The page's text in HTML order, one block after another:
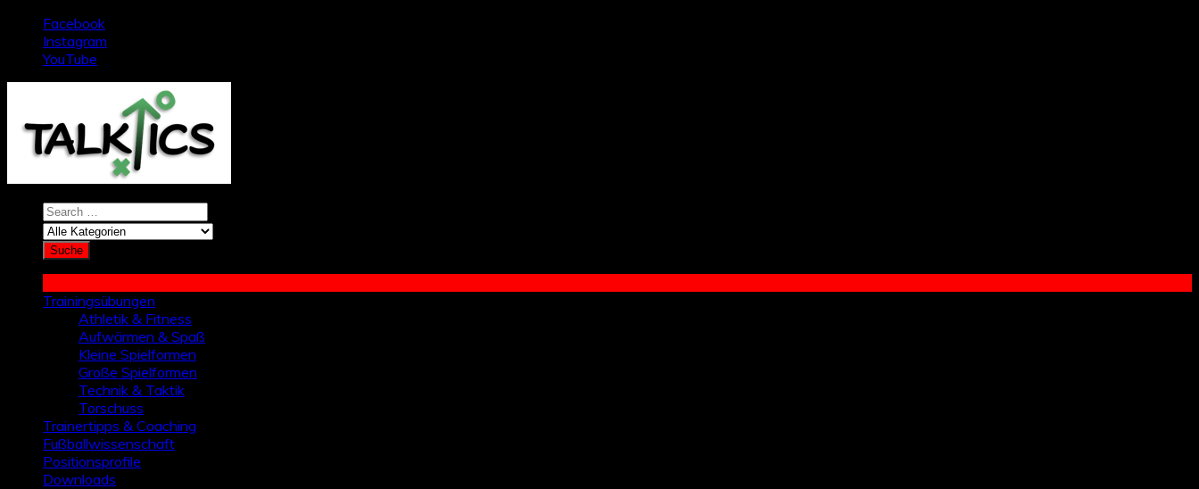
springen
Facebook
Instagram
YouTube
Trainingsübungen
Athletik & Fitness
Aufwärmen & Spaß
Kleine Spielformen
Große Spielformen
Technik & Taktik
Torschuss
Trainertipps & Coaching
Fußballwissenschaft
Positionsprofile
Downloads